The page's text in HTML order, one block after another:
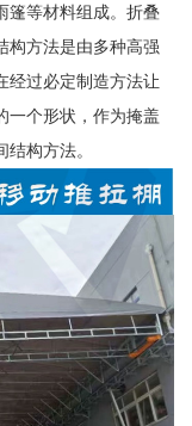
篷等材料组成。折叠
构方法是由多种高强
经过必定制造方法让
一个形状，作为掩盖
构方法。